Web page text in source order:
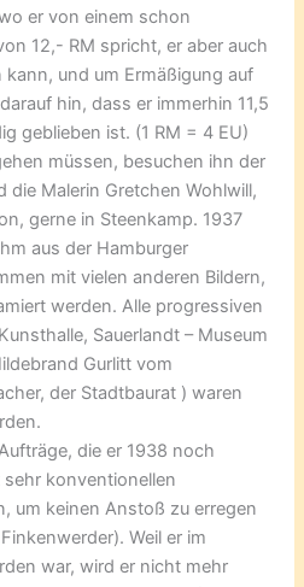
er von einem schon
12,- RM spricht, er aber auch
und um Ermäßigung auf
hin, dass er immerhin 11,5
geblieben ist. (1 RM = 4 EU)
müssen, besuchen ihn der
die Malerin Gretchen Wohlwill,
gerne in Steenkamp. 1937
aus der Hamburger
mit vielen anderen Bildern,
werden. Alle progressiven
Sauerlandt – Museum
Gurlitt vom
der Stadtbaurat ) waren
die er 1938 noch
konventionellen
um keinen Anstoß zu erregen
Weil er im
war, wird er nicht mehr